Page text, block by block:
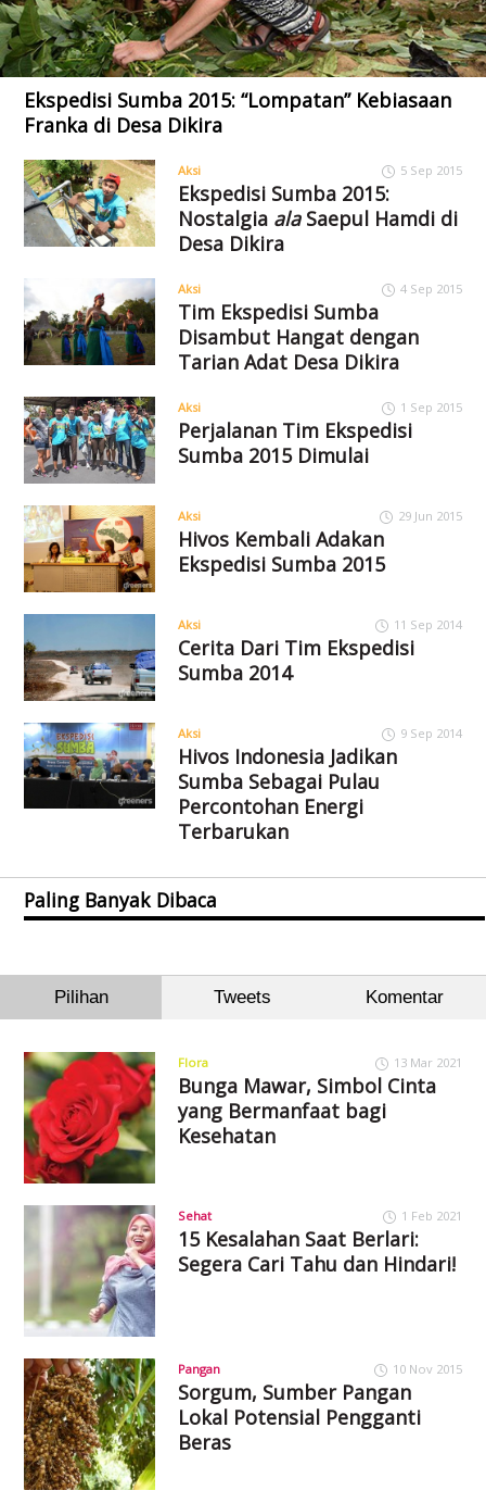
Ekspedisi Sumba 2015: “Lompatan” Kebiasaan
Franka di Desa Dikira
Aksi 5 Sep 2015
Ekspedisi Sumba 2015:
Nostalgia alaSaepul Hamdi di
Desa Dikira
Aksi 4 Sep 2015
Tim Ekspedisi Sumba
Disambut Hangat dengan
Tarian Adat Desa Dikira
Aksi 1 Sep 2015
Perjalanan Tim Ekspedisi
Sumba 2015 Dimulai
Aksi 29 Jun 2015
Hivos Kembali Adakan
Ekspedisi Sumba 2015
Aksi 11 Sep 2014
Cerita Dari Tim Ekspedisi
Sumba 2014
Aksi 9 Sep 2014
Hivos Indonesia Jadikan
Sumba Sebagai Pulau
Percontohan Energi
Terbarukan
Paling Banyak Dibaca
Pilihan Tweets Komentar
Flora 13 Mar 2021
Bunga Mawar, Simbol Cinta
yang Bermanfaat bagi
Kesehatan
Sehat 1 Feb 2021
15 Kesalahan Saat Berlari:
Segera Cari Tahu dan Hindari!
Pangan 10 Nov 2015
Sorgum, Sumber Pangan
Lokal Potensial Pengganti
Beras